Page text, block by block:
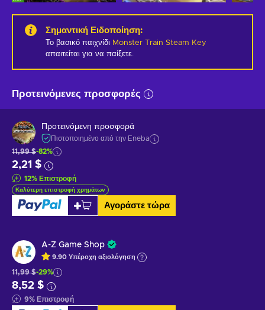
Σημαντική Ειδοποίηση:
Το βασικό παιχνίδι Monster Train Steam Key
απαιτείται για να παίξετε.
Προτεινόμενες προσφορές
Προτεινόμενη προσφορά
Πιστοποιημένο από την Eneba
11,99 $-82%
2,21 $
12% Επιστροφή
Καλύτερη επιστροφή χρημάτων
Αγοράστε τώρα
A-Z Game Shop
9.90 Υπέροχη αξιολόγηση
11,99 $-29%
8,52 $
9% Επιστροφή